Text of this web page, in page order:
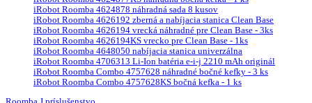
iRobot Roomba 4624878 náhradná sada 8 kusov
iRobot Roomba 4626192 zberná a nabíjacia stanica Clean Base
iRobot Roomba 4626194 vrecká náhradné pre Clean Base - 3ks
iRobot Roomba 4626194KS vrecko pre Clean Base - 1ks
iRobot Roomba 4648050 nabíjacia stanica univerzálna
iRobot Roomba 4706313 Li-Ion batéria e-i-j 2210 mAh originál
iRobot Roomba Combo 4757628 náhradné bočné kefky - 3 ks
iRobot Roomba Combo 4757628KS bočná kefka - 1 ks